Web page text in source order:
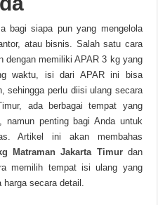
bagi siapa pun yang mengelola
atau bisnis. Salah satu cara
dengan memiliki APAR 3 kg yang
waktu, isi dari APAR ini bisa
sehingga perlu diisi ulang secara
ada berbagai tempat yang
namun penting bagi Anda untuk
Artikel ini akan membahas
Matraman Jakarta Timurdan
memilih tempat isi ulang yang
harga secara detail.